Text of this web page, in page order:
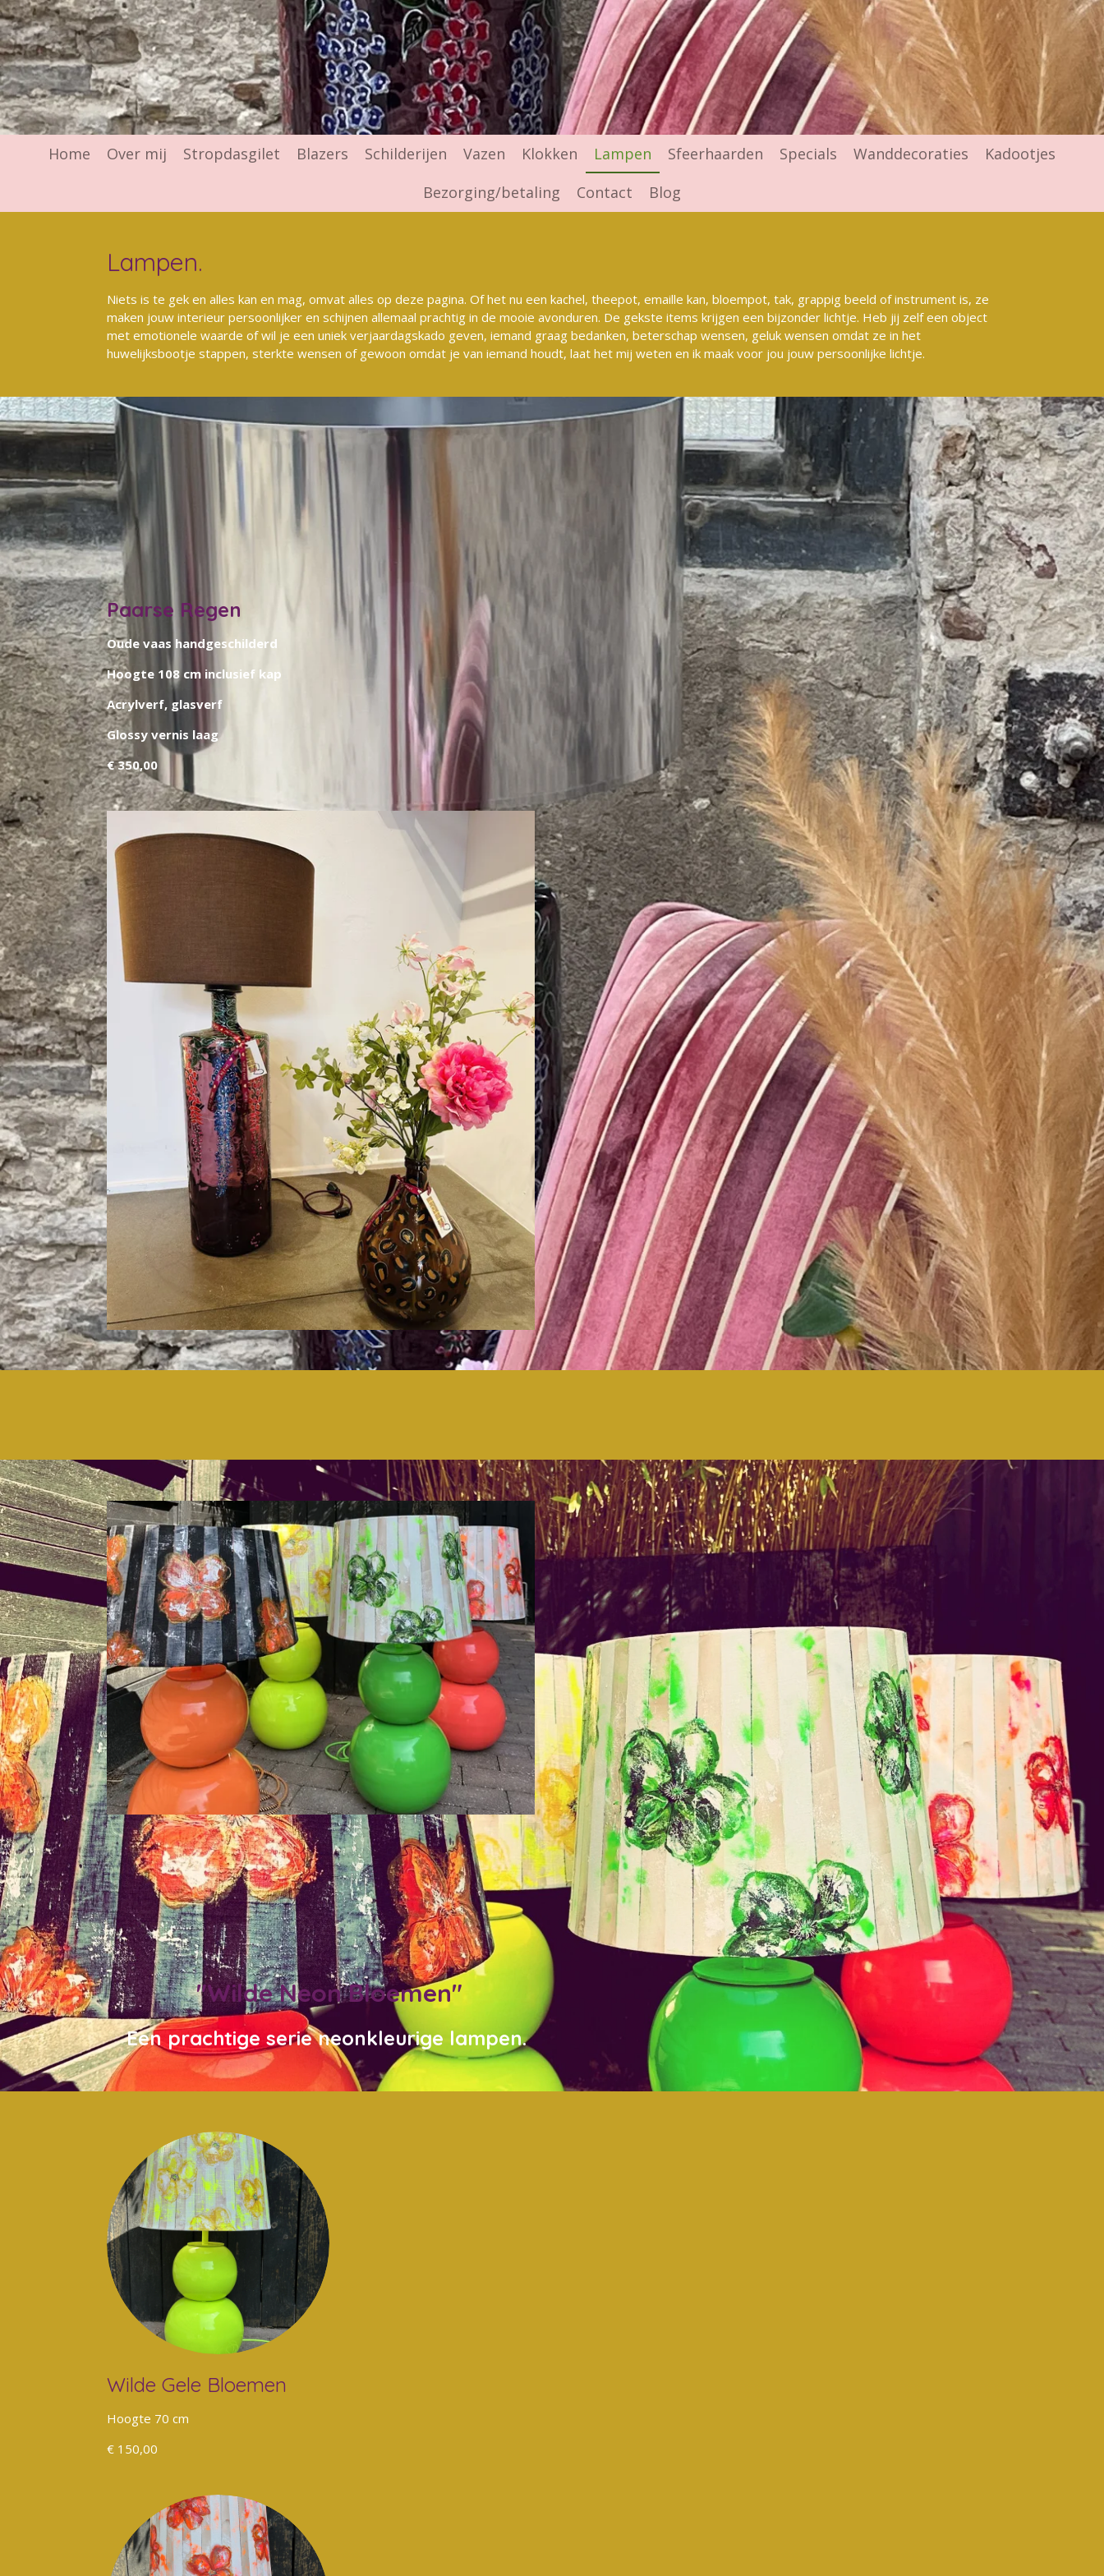
Home Over mij Stropdasgilet Blazers Schilderijen Vazen Klokken Lampen Sfeerhaarden Specials Wanddecoraties
Kadootjes
Bezorging/betaling
Contact Blog
Lampen.
Niets is te gek en alles kan en mag, omvat alles op deze pagina. Of het nu een kachel, theepot, emaille kan, bloempot, tak, grappig beeld of instrument is, ze
maken jouw interieur persoonlijker en schijnen allemaal prachtig in de mooie avonduren. De gekste items krijgen een bijzonder lichtje. Heb jij zelf een object
met emotionele waarde of wil je een uniek verjaardagskado geven, iemand graag bedanken, beterschap wensen, geluk wensen omdat ze in het
huwelijksbootje stappen, sterkte wensen of gewoon omdat je van iemand houdt, laat het mij weten en ik maak voor jou jouw persoonlijke lichtje.
Paarse Regen
Oude vaas handgeschilderd
Hoogte 108 cm inclusief kap
Acrylverf, glasverf
Glossy vernis laag
€ 350,00
"Wilde Neon Bloemen"
Een prachtige serie neonkleurige lampen.
Wilde Gele Bloemen
Hoogte 70 cm
€ 150,00